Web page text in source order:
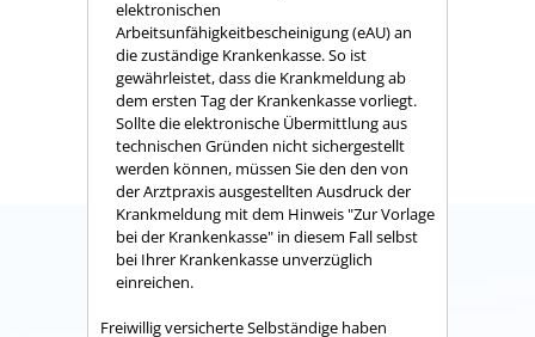
elektronischen
Arbeitsunfähigkeitbescheinigung (eAU) an
die zuständige Krankenkasse. So ist
gewährleistet, dass die Krankmeldung ab
dem ersten Tag der Krankenkasse vorliegt.
Sollte die elektronische Übermittlung aus
technischen Gründen nicht sichergestellt
werden können, müssen Sie den den von
der Arztpraxis ausgestellten Ausdruck der
Krankmeldung mit dem Hinweis "Zur Vorlage
bei der Krankenkasse" in diesem Fall selbst
bei Ihrer Krankenkasse unverzüglich
einreichen.
Freiwillig versicherte Selbständige haben